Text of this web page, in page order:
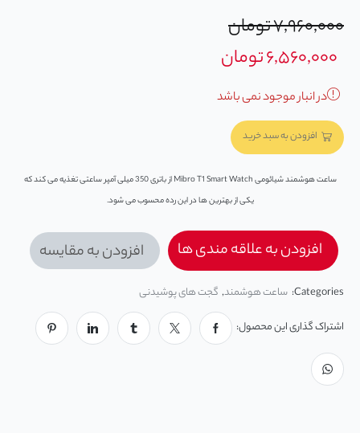
۷,۹۶۰,۰۰۰تومان
۶,۵۶۰,۰۰۰تومان
در انبار موجود نمی باشد
افزودن به سبد خرید
ساعت هوشمند شیائومی Mibro T1 Smart Watch از باتری 350 میلی آمپر ساعتی تغذیه می‌ کند که
یکی از بهترین‌ ها در این رده محسوب می‌ شود.
افزودن به علاقه مندی ها افزودن به مقایسه
Categories: ساعت هوشمند, گجت های پوشیدنی
اشتراک گذاری این محصول: